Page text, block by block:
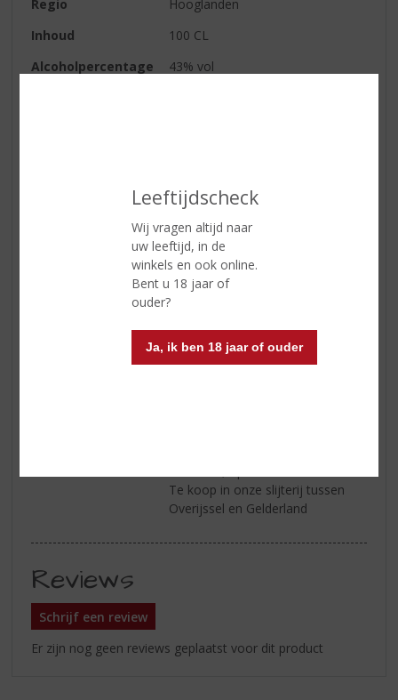
Leeftijdscheck
Wij vragen altijd naar
uw leeftijd, in de
winkels en ook online.
Bent u 18 jaar of
ouder?
Ja, ik ben 18 jaar of ouder
Regio
Hooglanden
Inhoud
100 CL
Alcoholpercentage
43% vol
Rijk en moutig met gedroogde
appel en pruimen, karamel,
honing, piment en eiken
Tonen van geroosterde mout,
gedroogde abrikoos, zout,
chocolade en sinaasappel schil
Licht kruidig en drogend met een
licht zuurtje
Te koop in onze slijterij tussen
Overijssel en Gelderland
Reviews
Schrijf een review
Er zijn nog geen reviews geplaatst voor dit product